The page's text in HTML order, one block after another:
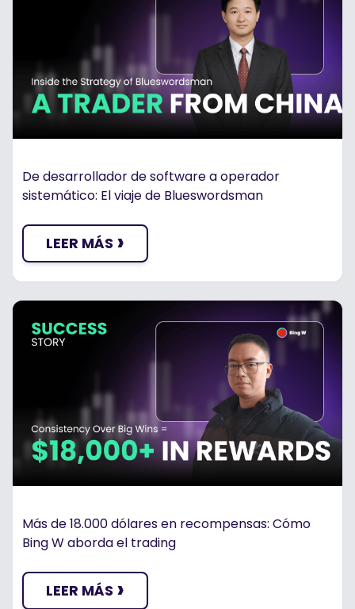
De desarrollador de software a operador
sistemático: El viaje de Blueswordsman
LEER MÁS ›
Más de 18.000 dólares en recompensas: Cómo
Bing W aborda el trading
LEER MÁS ›